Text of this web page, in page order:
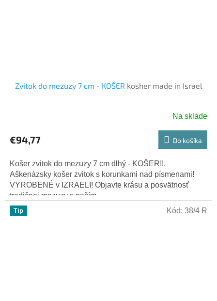
Zvitok do mezuzy 7 cm - KOŠER kosher made in Israel
Na sklade
€94,77 Do košíka
Košer zvitok do mezuzy 7 cm dlhý - KOŠER!!.
Aškenázsky košer zvitok s korunkami nad písmenami!
VYROBENÉ v IZRAELI! Objavte krásu a posvätnosť
tradičnej mezuzy s naším...
Tip Kód: 38/4 R